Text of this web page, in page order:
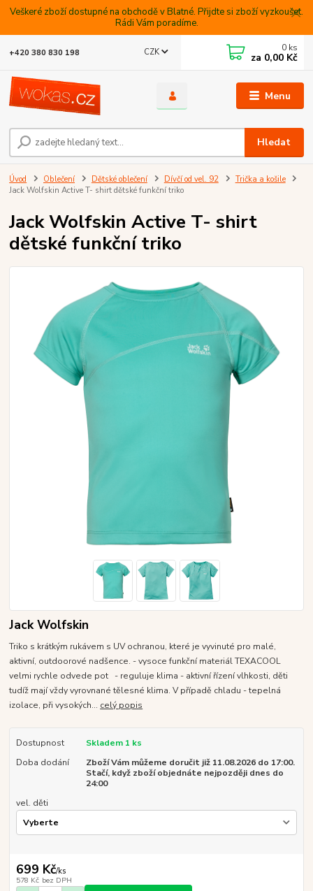
Veškeré zboží dostupné na obchodě v Blatné. Přijdte si zboží vyzkoušet.
Rádi Vám poradíme.
Menu
CZK
Hledat
+420 380 830 198 0 ks
za 0,00 Kč
Úvod Oblečení Dětské oblečení Dívčí od vel. 92
Trička a košile
Jack Wolfskin Active T- shirt dětské funkční triko
Jack Wolfskin Active T- shirt
dětské funkční triko
Jack Wolfskin
Triko s krátkým rukávem s UV ochranou, které je vyvinuté pro malé,
aktivní, outdoorové nadšence. - vysoce funkční materiál TEXACOOL
velmi rychle odvede pot - reguluje klima - aktivní řízení vlhkosti, děti
tudíž mají vždy vyrovnané tělesné klima. V případě chladu - tepelná
izolace, při vysokých... celý popis
Dostupnost
Skladem 1 ks
Doba dodání
Zboží Vám můžeme doručit již 11.08.2026 do 17:00.
Stačí, když zboží objednáte nejpozději dnes do
24:00
vel. děti
699 Kč/ks
578 Kč bez DPH